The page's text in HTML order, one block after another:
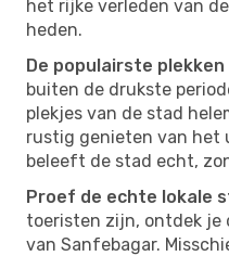
het rijke verleden van
heden.
De populairste
buiten de drukste
plekjes van de stad
rustig genieten van het
beleeft de stad echt,
Proef de echte lokale
toeristen zijn, ontdek je
van Sanfebagar.